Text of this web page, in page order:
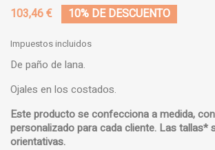
103,46 €
10% DE DESCUENTO
Impuestos incluidos
De paño de lana.
Ojales en los costados.
Este producto se confecciona a medida,
personalizadopara cada cliente. Las tallas*
orientativas.